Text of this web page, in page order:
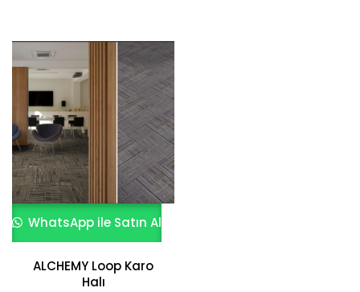
WhatsApp ile Satın Al
ALCHEMY Loop Karo
Halı